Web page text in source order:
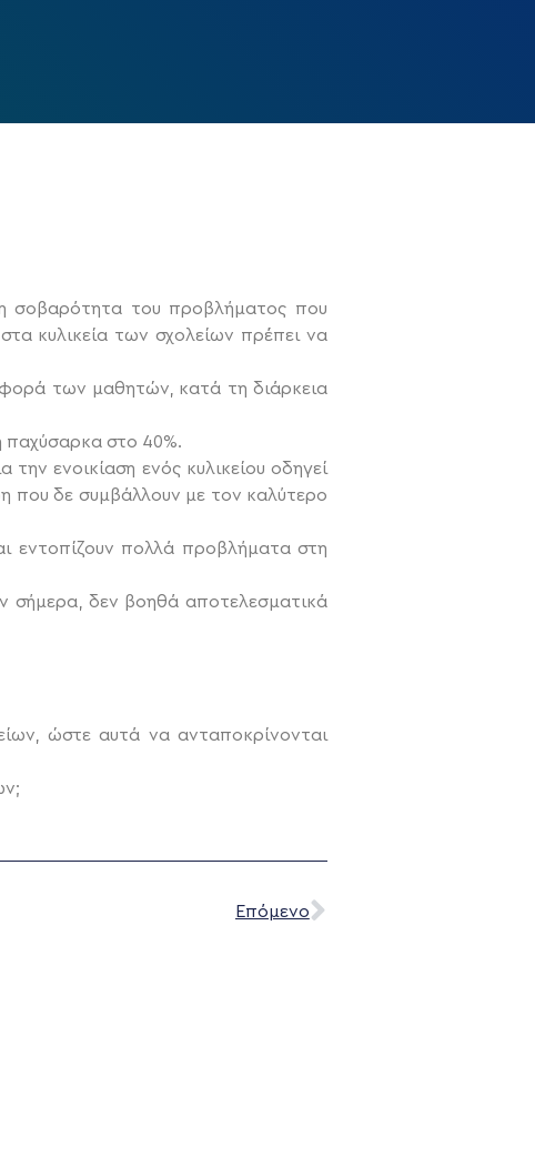
σοβαρότητα του προβλήματος που
κυλικεία των σχολείων πρέπει να
των μαθητών, κατά τη διάρκεια
στο 40%.
ενοικίαση ενός κυλικείου οδηγεί
που δε συμβάλλουν με τον καλύτερο
εντοπίζουν πολλά προβλήματα στη
σήμερα, δεν βοηθά αποτελεσματικά
ώστε αυτά να ανταποκρίνονται
Επόμενο